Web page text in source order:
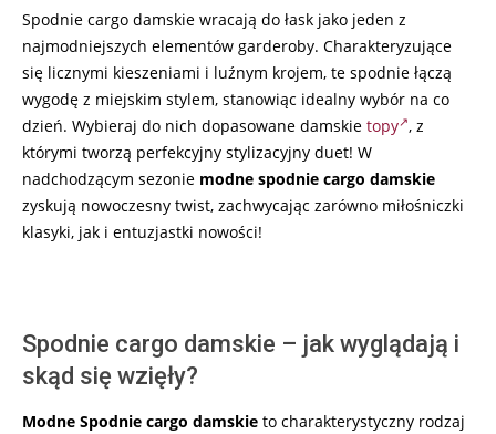
Spodnie cargo damskie wracają do łask jako jeden z
najmodniejszych elementów garderoby. Charakteryzujące
się licznymi kieszeniami i luźnym krojem, te spodnie łączą
wygodę z miejskim stylem, stanowiąc idealny wybór na co
dzień. Wybieraj do nich dopasowane damskie topy , z
którymi tworzą perfekcyjny stylizacyjny duet! W
nadchodzącym sezonie modne spodnie cargo damskie
zyskują nowoczesny twist, zachwycając zarówno miłośniczki
klasyki, jak i entuzjastki nowości!
Spodnie cargo damskie – jak wyglądają i
skąd się wzięły?
Modne Spodnie cargo damskie to charakterystyczny rodzaj